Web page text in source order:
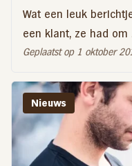
Wat een leuk
een klant, ze had om
Geplaatst op 1 oktober
Nieuws